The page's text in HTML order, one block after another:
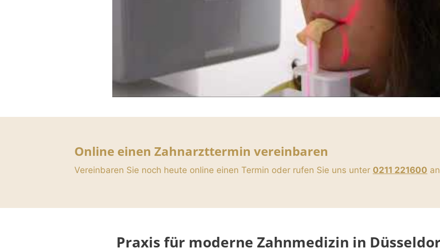
Online einen Zahnarzttermin vereinbaren
Vereinbaren Sie noch heute online einen Termin oder rufen Sie uns unter 0211 221600
Praxis für moderne Zahnmedizin in